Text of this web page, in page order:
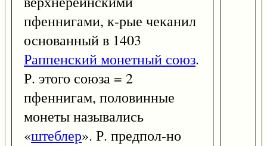
пфеннигами, к-рые чеканил
основанный в 1403
Раппенский монетный союз.
Р. этого союза = 2
пфеннигам, половинные
монеты назывались
«штеблер». Р. предпол-но